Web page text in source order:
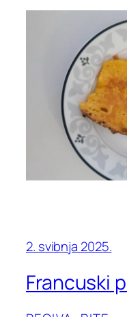
2. svibnja 2025.
Francuski